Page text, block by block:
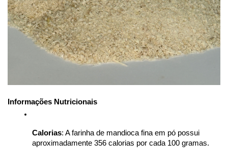
Informações Nutricionais
Calorias: A farinha de mandioca fina em pó possui
aproximadamente 356 calorias por cada 100 gramas.